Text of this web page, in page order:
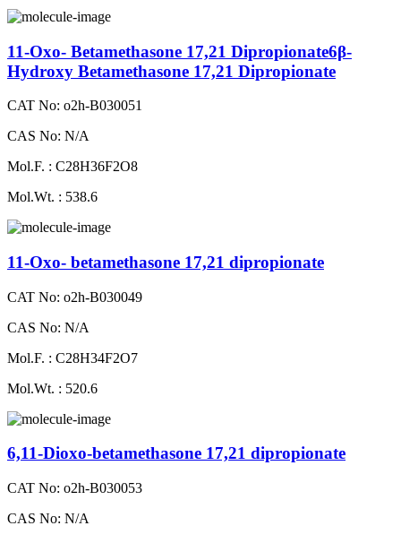
11-Oxo- Betamethasone 17,21 Dipropionate6β-
Hydroxy Betamethasone 17,21 Dipropionate
CAT No: o2h-B030051
CAS No: N/A
Mol.F. : C28H36F2O8
Mol.Wt. : 538.6
11-Oxo- betamethasone 17,21 dipropionate
CAT No: o2h-B030049
CAS No: N/A
Mol.F. : C28H34F2O7
Mol.Wt. : 520.6
6,11-Dioxo-betamethasone 17,21 dipropionate
CAT No: o2h-B030053
CAS No: N/A